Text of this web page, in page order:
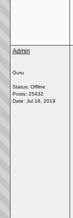
Admin
Guru
Status: Offline
Posts: 25432
Date: Jul 16, 2019